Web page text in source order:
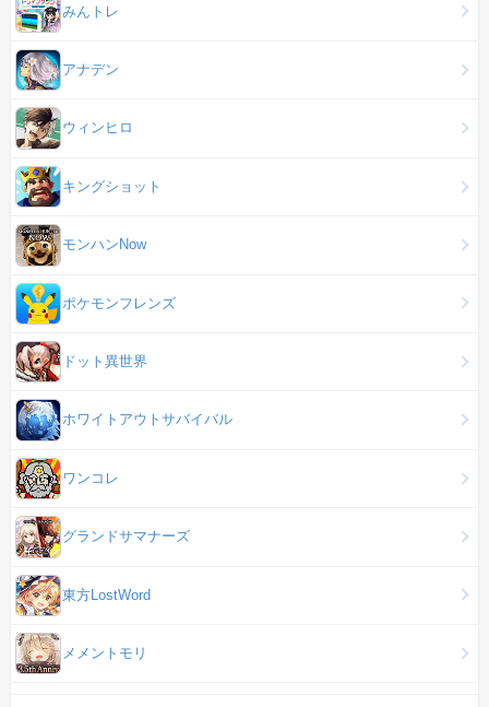
みんトレ
アナデン
ウィンヒロ
キングショット
モンハンNow
ポケモンフレンズ
ドット異世界
ホワイトアウトサバイバル
ワンコレ
グランドサマナーズ
東方LostWord
メメントモリ